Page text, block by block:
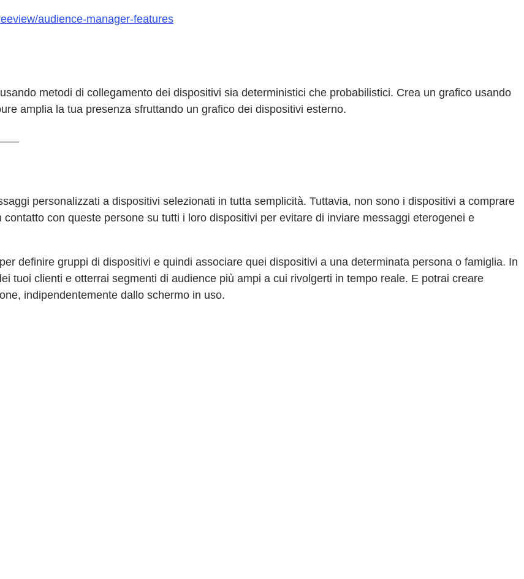
audience-manager-features
metodi di collegamento dei dispositivi sia deterministici che probabilistici. Crea un grafico usando
amplia la tua presenza sfruttando un grafico dei dispositivi esterno.
personalizzati a dispositivi selezionati in tutta semplicità. Tuttavia, non sono i dispositivi a comprare
con queste persone su tutti i loro dispositivi per evitare di inviare messaggi eterogenei e
definire gruppi di dispositivi e quindi associare quei dispositivi a una determinata persona o famiglia. In
tuoi clienti e otterrai segmenti di audience più ampi a cui rivolgerti in tempo reale. E potrai creare
indipendentemente dallo schermo in uso.